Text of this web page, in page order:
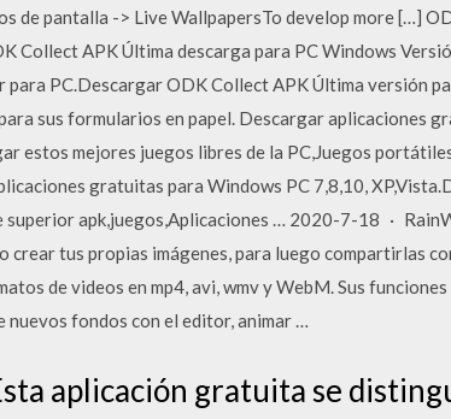
de pantalla -> Live WallpapersTo develop more […]
Collect APK Última descarga para PC Windows
PC.Descargar ODK Collect APK Última versión
sus formularios en papel. Descargar aplicaciones
estos mejores juegos libres de la PC,Juegos
gratuitas para Windows PC 7,8,10,
apk,juegos,Aplicaciones … 2020-7-18 ·
crear tus propias imágenes, para luego compartirlas
de videos en mp4, avi, wmv y WebM. Sus
fondos con el editor, animar …
aplicación gratuita se